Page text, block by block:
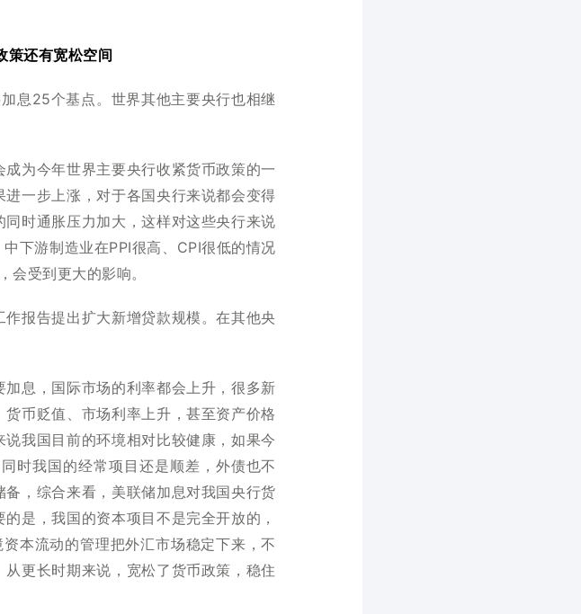
策还有宽松空间
息25个基点。世界其他主要央行也相继
为今年世界主要央行收紧货币政策的一
一步上涨，对于各国央行来说都会变得
时通胀压力加大，这样对这些央行来说
下游制造业在PPI很高、CPI很低的情况
会受到更大的影响。
报告提出扩大新增贷款规模。在其他央
息，国际市场的利率都会上升，很多新
币贬值、市场利率上升，甚至资产价格
我国目前的环境相对比较健康，如果今
时我国的经常项目还是顺差，外债也不
，综合来看，美联储加息对我国央行货
是，我国的资本项目不是完全开放的，
本流动的管理把外汇市场稳定下来，不
更长时期来说，宽松了货币政策，稳住